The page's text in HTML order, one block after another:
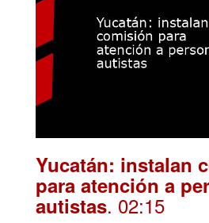
Yucatán: instalan
para atención a
autistas. 02:15